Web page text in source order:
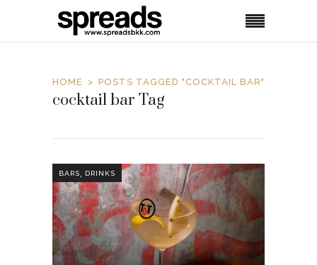
HOME POSTS TAGGED "COCKTAIL BAR"
cocktail bar Tag
BARS, DRINKS